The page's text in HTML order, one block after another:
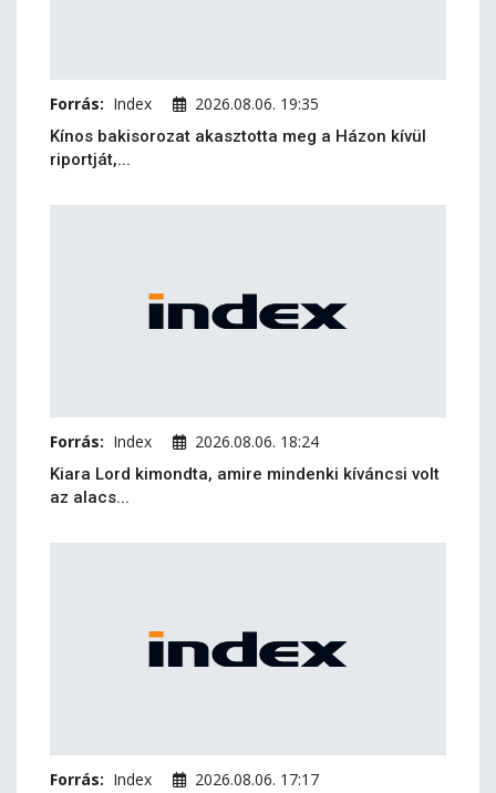
Forrás: Index 2026.08.06. 19:35
Kínos bakisorozat akasztotta meg a Házon kívül
riportját,...
Forrás: Index 2026.08.06. 18:24
Kiara Lord kimondta, amire mindenki kíváncsi volt
az alacs...
Forrás: Index 2026.08.06. 17:17